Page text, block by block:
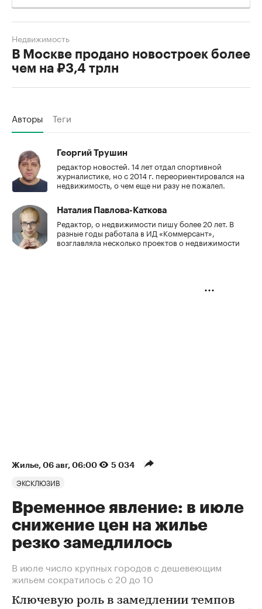
В Москве продано новостроек более
чем на ₽3,4 трлн
Недвижимость
Авторы Теги
Георгий Трушин
редактор новостей. 14 лет отдал спортивной
журналистике, но с 2014 г. переориентировался на
недвижимость, о чем еще ни разу не пожалел.
Наталия Павлова-Каткова
Редактор, о недвижимости пишу более 20 лет. В
разные годы работала в ИД «Коммерсант»,
возглавляла несколько проектов о недвижимости
Жилье⁠, 06 авг, 06:00 5 034
ЭКСКЛЮЗИВ
Временное явление: в июле
снижение цен на жилье
резко замедлилось
В июле число крупных городов с дешевеющим
жильем сократилось с 20 до 10
Ключевую роль в замедлении темпов